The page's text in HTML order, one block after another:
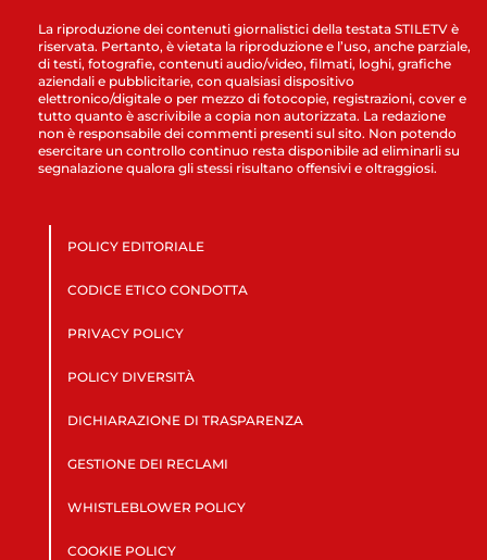
La riproduzione dei contenuti giornalistici della testata STILETV è
riservata. Pertanto, è vietata la riproduzione e l’uso, anche parziale,
di testi, fotografie, contenuti audio/video, filmati, loghi, grafiche
aziendali e pubblicitarie, con qualsiasi dispositivo
elettronico/digitale o per mezzo di fotocopie, registrazioni, cover e
tutto quanto è ascrivibile a copia non autorizzata. La redazione
non è responsabile dei commenti presenti sul sito. Non potendo
esercitare un controllo continuo resta disponibile ad eliminarli su
segnalazione qualora gli stessi risultano offensivi e oltraggiosi.
POLICY EDITORIALE
CODICE ETICO CONDOTTA
PRIVACY POLICY
POLICY DIVERSITÀ
DICHIARAZIONE DI TRASPARENZA
GESTIONE DEI RECLAMI
WHISTLEBLOWER POLICY
COOKIE POLICY